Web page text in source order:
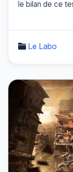
le bilan de ce
Le Labo